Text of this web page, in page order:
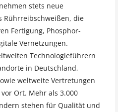
stets neue
Rührreibschweißen, die
Fertigung, Phosphor-
Vernetzungen.
Technologieführern
in Deutschland,
weltweite Vertretungen
Ort. Mehr als 3.000
stehen für Qualität und